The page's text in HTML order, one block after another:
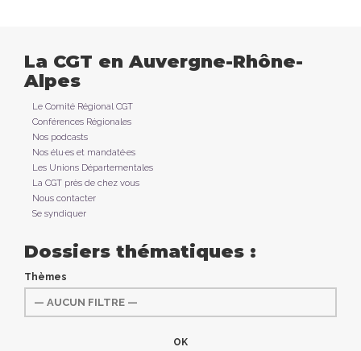
La CGT en Auvergne-Rhône-
Alpes
Le Comité Régional CGT
Conférences Régionales
Nos podcasts
Nos élu·es et mandaté·es
Les Unions Départementales
La CGT près de chez vous
Nous contacter
Se syndiquer
Dossiers thématiques :
Thèmes